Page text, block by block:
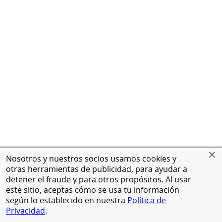
Nosotros y nuestros socios usamos cookies y
otras herramientas de publicidad, para ayudar a
detener el fraude y para otros propósitos. Al usar
este sitio, aceptas cómo se usa tu información
según lo establecido en nuestra Política de
Privacidad.